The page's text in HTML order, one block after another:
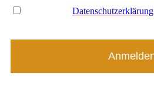
Datenschutzerklärung